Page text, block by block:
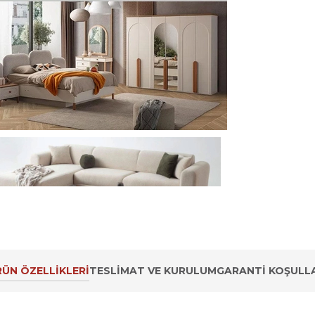
ÖZELLIKLERITESLIMAT VE KURULUMGARANTI